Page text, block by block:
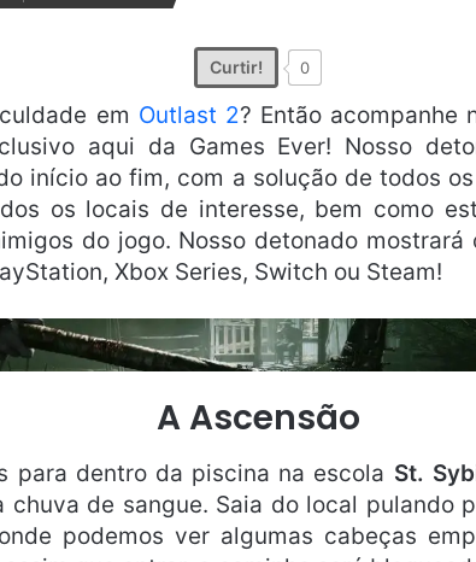
Curtir! 0
em Outlast 2? Então acompanhe
aqui da Games Ever! Nosso
início ao fim, com a solução de todos
os locais de interesse, bem como
do jogo. Nosso detonado
Xbox Series, Switch ou Steam!
A Ascensão
para dentro da piscina na escola St.
chuva de sangue. Saia do local pulando
podemos ver algumas cabeças